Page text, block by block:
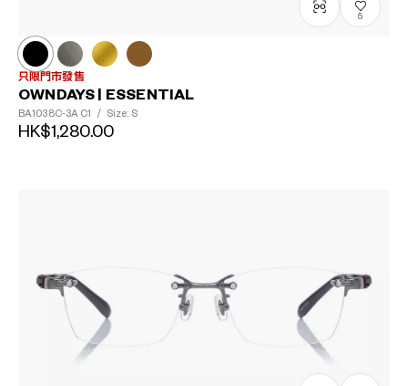
5
只限門市發售
OWNDAYS | ESSENTIAL
BA1038C-3A C1 / Size: S
HK$1,280.00